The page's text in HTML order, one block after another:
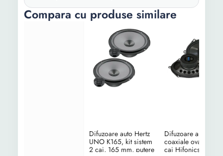
Compara cu produse similare
Difuzoare auto Hertz
UNO K165, kit sistem
2 cai, 165 mm, putere
Difuzoare auto
coaxiale ovale pe 2
cai Hifonics Titan